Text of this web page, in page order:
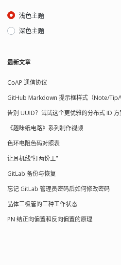
浅色主题
深色主题
最新文章
CoAP 通信协议
GitHub Markdown 提示框样式（Note/
告别 UUID？试试这个更优雅的分布式 ID 方
《趣味纸电路》系列制作视频
色环电阻色码对照表
让耳机线“打两份工”
GitLab 备份与恢复
忘记 GitLab 管理员密码后如何修改密码
晶体三极管的三种工作状态
PN 结正向偏置和反向偏置的原理